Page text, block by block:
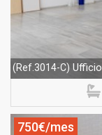
(Ref.3014-C)
750€/mes